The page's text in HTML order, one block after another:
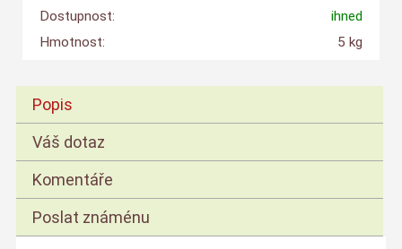
Dostupnost:
ihned
Hmotnost:
5 kg
Popis
Váš dotaz
Komentáře
Poslat známénu